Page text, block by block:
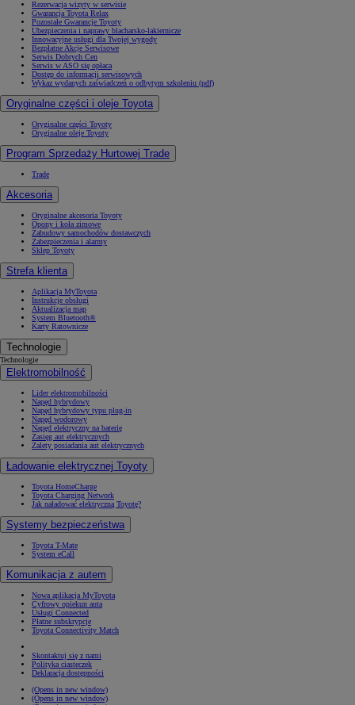
Rezerwacja wizyty w serwisie
Gwarancja Toyota Relax
Pozostałe Gwarancje Toyoty
Ubezpieczenia i naprawy blacharsko-lakiernicze
Innowacyjne usługi dla Twojej wygody
Bezpłatne Akcje Serwisowe
Serwis Dobrych Cen
Serwis w ASO się opłaca
Dostęp do informacji serwisowych
Wykaz wydanych zaświadczeń o odbytym szkoleniu (pdf)
Oryginalne części i oleje Toyota
Oryginalne części Toyoty
Oryginalne oleje Toyoty
Program Sprzedaży Hurtowej Trade
Trade
Akcesoria
Oryginalne akcesoria Toyoty
Opony i koła zimowe
Zabudowy samochodów dostawczych
Zabezpieczenia i alarmy
Sklep Toyoty
Strefa klienta
Aplikacja MyToyota
Instrukcje obsługi
Aktualizacja map
System Bluetooth®
Karty Ratownicze
Technologie
Technologie
Elektromobilność
Lider elektromobilności
Napęd hybrydowy
Napęd hybrydowy typu plug-in
Napęd wodorowy
Napęd elektryczny na baterię
Zasięg aut elektrycznych
Zalety posiadania aut elektrycznych
Ładowanie elektrycznej Toyoty
Toyota HomeCharge
Toyota Charging Network
Jak naładować elektryczną Toyotę?
Systemy bezpieczeństwa
Toyota T-Mate
System eCall
Komunikacja z autem
Nowa aplikacja MyToyota
Cyfrowy opiekun auta
Usługi Connected
Płatne subskrypcje
Toyota Connectivity Match
Skontaktuj się z nami
Polityka ciasteczek
Deklaracja dostępności
(Opens in new window)
(Opens in new window)